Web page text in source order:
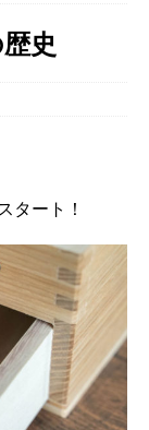
史
タート！